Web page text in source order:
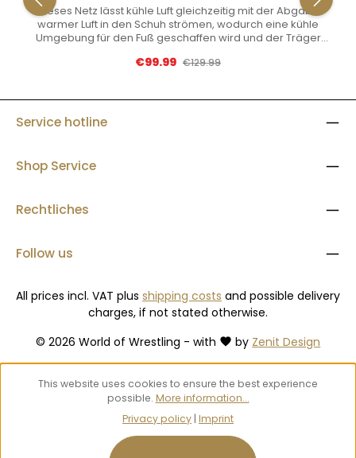
Dieses Netz lässt kühle Luft gleichzeitig mit der Abgabe
warmer Luft in den Schuh strömen, wodurch eine kühle
Umgebung für den Fuß geschaffen wird und der Träger
Zwischensohle besteht aus ausgestanztem EVA-Schaum,
besteht aus einer Gummimischung, die einen
hervorragenden Halt bietet und dazu beiträgt, dass sich
Sale price:
€99.99 Regular price:
€129.99
Service hotline
Shop Service
Rechtliches
Follow us
© 2026 World of Wrestling - with by Zenit Design
All prices incl. VAT plus shipping costs and possible delivery
charges, if not stated otherwise.
This website uses cookies to ensure the best experience
possible. More information...
Privacy policy | Imprint